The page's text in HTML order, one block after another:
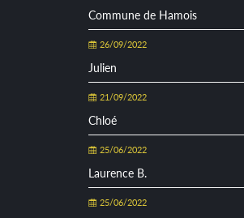
Commune de Hamois
26/09/2022
Julien
21/09/2022
Chloé
25/06/2022
Laurence B.
25/06/2022